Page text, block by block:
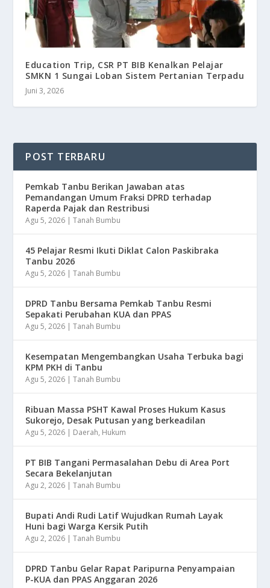
Education Trip, CSR PT BIB Kenalkan Pelajar
SMKN 1 Sungai Loban Sistem Pertanian Terpadu
Juni 3, 2026
POST TERBARU
Pemkab Tanbu Berikan Jawaban atas
Pemandangan Umum Fraksi DPRD terhadap
Raperda Pajak dan Restribusi
Agu 5, 2026 |Tanah Bumbu
45 Pelajar Resmi Ikuti Diklat Calon Paskibraka
Tanbu 2026
Agu 5, 2026 |Tanah Bumbu
DPRD Tanbu Bersama Pemkab Tanbu Resmi
Sepakati Perubahan KUA dan PPAS
Agu 5, 2026 |Tanah Bumbu
Kesempatan Mengembangkan Usaha Terbuka bagi
KPM PKH di Tanbu
Agu 5, 2026 |Tanah Bumbu
Ribuan Massa PSHT Kawal Proses Hukum Kasus
Sukorejo, Desak Putusan yang berkeadilan
Agu 5, 2026 | Daerah, Hukum
PT BIB Tangani Permasalahan Debu di Area Port
Secara Bekelanjutan
Agu 2, 2026 |Tanah Bumbu
Bupati Andi Rudi Latif Wujudkan Rumah Layak
Huni bagi Warga Kersik Putih
Agu 2, 2026 |Tanah Bumbu
DPRD Tanbu Gelar Rapat Paripurna Penyampaian
P-KUA dan PPAS Anggaran 2026